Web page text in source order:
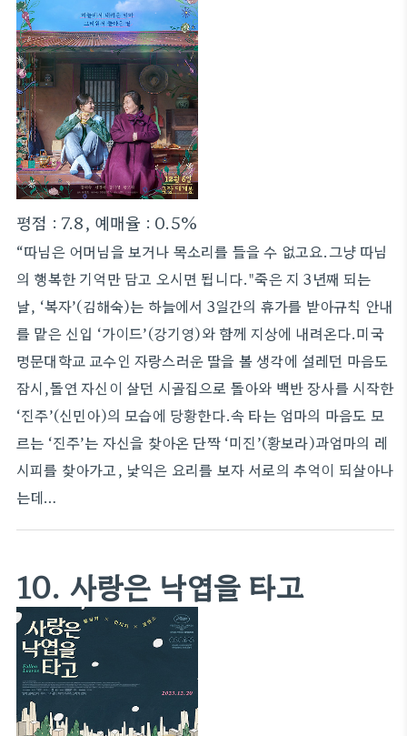
평점 : 7.8, 예매율 : 0.5%
“따님은 어머님을 보거나 목소리를 들을 수 없고요.그냥 따님
의 행복한 기억만 담고 오시면 됩니다."죽은 지 3년째 되는
날, ‘복자’(김해숙)는 하늘에서 3일간의 휴가를 받아규칙 안내
를 맡은 신입 ‘가이드’(강기영)와 함께 지상에 내려온다.미국
명문대학교 교수인 자랑스러운 딸을 볼 생각에 설레던 마음도
잠시,돌연 자신이 살던 시골집으로 돌아와 백반 장사를 시작한
‘진주’(신민아)의 모습에 당황한다.속 타는 엄마의 마음도 모
르는 ‘진주’는 자신을 찾아온 단짝 ‘미진’(황보라)과엄마의 레
시피를 찾아가고, 낯익은 요리를 보자 서로의 추억이 되살아나
는데…
10. 사랑은 낙엽을 타고